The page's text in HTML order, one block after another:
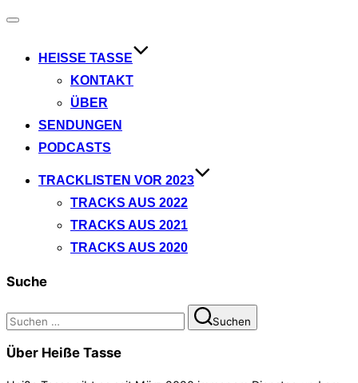
Navigation
HEISSE TASSE
KONTAKT
ÜBER
SENDUNGEN
PODCASTS
TRACKLISTEN VOR 2023
TRACKS AUS 2022
TRACKS AUS 2021
TRACKS AUS 2020
Suche
Suchen
nach:
Suchen
Über Heiße Tasse